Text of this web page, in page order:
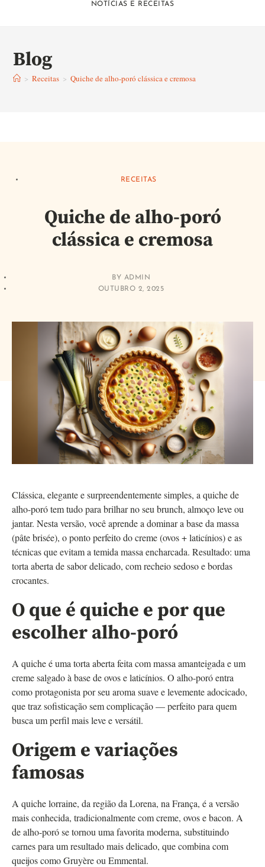
NOTÍCIAS E RECEITAS
Blog
> Receitas > Quiche de alho-poró clássica e cremosa
RECEITAS
Quiche de alho-poró
clássica e cremosa
BY ADMIN
OUTUBRO 2, 2025
Clássica, elegante e surpreendentemente simples, a quiche de
alho-poró tem tudo para brilhar no seu brunch, almoço leve ou
jantar. Nesta versão, você aprende a dominar a base da massa
(pâte brisée), o ponto perfeito do creme (ovos + laticínios) e as
técnicas que evitam a temida massa encharcada. Resultado: uma
torta aberta de sabor delicado, com recheio sedoso e bordas
crocantes.
O que é quiche e por que
escolher alho-poró
A quiche é uma torta aberta feita com massa amanteigada e um
creme salgado à base de ovos e laticínios. O alho-poró entra
como protagonista por seu aroma suave e levemente adocicado,
que traz sofisticação sem complicação — perfeito para quem
busca um perfil mais leve e versátil.
Origem e variações
famosas
A quiche lorraine, da região da Lorena, na França, é a versão
mais conhecida, tradicionalmente com creme, ovos e bacon. A
de alho-poró se tornou uma favorita moderna, substituindo
carnes para um resultado mais delicado, que combina com
queijos como Gruyère ou Emmental.